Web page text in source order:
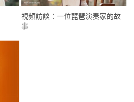
視頻訪談：一位琵琶演奏家的故
事